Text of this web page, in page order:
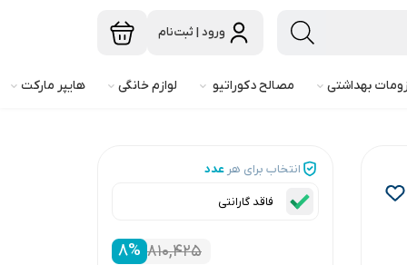
ورود | ثبت‌نام
بهداشتی مصالح دکوراتیو لوازم خانگی هایپر مارکت
انتخاب برای هر عدد
فاقد گارانتی
۸% ۸۱۰,۴۲۵